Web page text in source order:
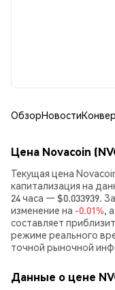
ОбзорНовости
Цена Novacoin
Текущая цена
капитализация на
24 часа — $0.033939.
изменение на -0.01%,
составляет
режиме реального
точной рыночной
Данные о цене